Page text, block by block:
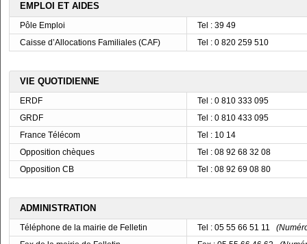
EMPLOI ET AIDES
Pôle Emploi
Tel : 39 49
Caisse d’Allocations Familiales (CAF)
Tel : 0 820 259 510
VIE QUOTIDIENNE
ERDF
Tel : 0 810 333 095
GRDF
Tel : 0 810 433 095
France Télécom
Tel : 10 14
Opposition chèques
Tel : 08 92 68 32 08
Opposition CB
Tel : 08 92 69 08 80
ADMINISTRATION
Téléphone de la mairie de Felletin Tel : 05 55 66 51 11